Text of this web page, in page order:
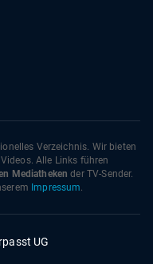
Verzeichnis. Wir bieten
Alle Links führen
Mediatheken der TV-Sender.
Impressum.
UG